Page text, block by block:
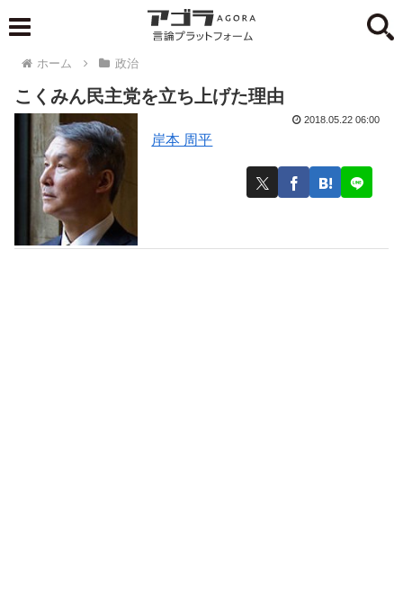
ホーム 政治
こくみん民主党を立ち上げた理由
岸本 周平
2018.05.22 06:00